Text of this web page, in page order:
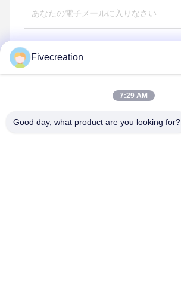
Fivecreation
7:29 AM
Good day, what product are you looking for?